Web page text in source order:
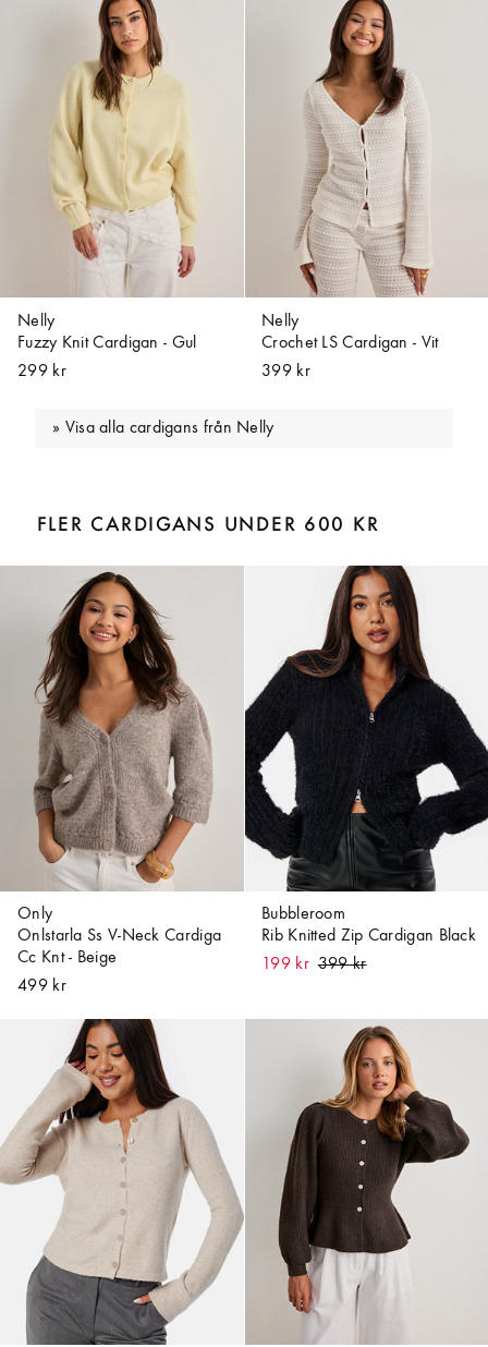
Nelly
Fuzzy Knit Cardigan - Gul
299 kr
Nelly
Crochet LS Cardigan - Vit
399 kr
Visa alla cardigans från Nelly
FLER CARDIGANS UNDER 600 KR
Only
Onlstarla Ss V-Neck Cardiga
Cc Knt - Beige
499 kr
Bubbleroom
Rib Knitted Zip Cardigan Black
199 kr